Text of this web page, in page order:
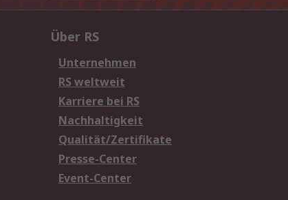
Über RS
Unternehmen
RS weltweit
Karriere bei RS
Nachhaltigkeit
Qualität/Zertifikate
Presse-Center
Event-Center